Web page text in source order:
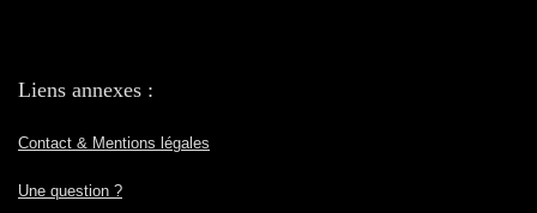
Liens annexes :
Contact & Mentions légales
Une question ?